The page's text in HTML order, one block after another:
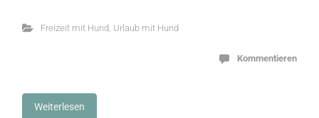
Freizeit mit Hund, Urlaub mit Hund
Kommentieren
Weiterlesen